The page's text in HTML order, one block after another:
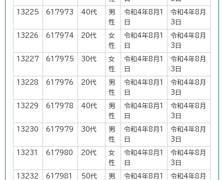
13225 617973 40代
男
性
令和4年8月1
日
令和4年8月
3日
13226 617974 20代
女
性
令和4年8月1
日
令和4年8月
3日
13227 617975 30代
女
性
令和4年8月1
日
令和4年8月
3日
13228 617976 20代
男
性
令和4年8月1
日
令和4年8月
3日
13229 617978 40代
男
性
令和4年8月1
日
令和4年8月
3日
13230 617979 30代
男
性
令和4年8月1
日
令和4年8月
3日
13231 617980 20代
女
性
令和4年8月1
日
令和4年8月
3日
13232 617981 50代
男
令和4年8月1
令和4年8月